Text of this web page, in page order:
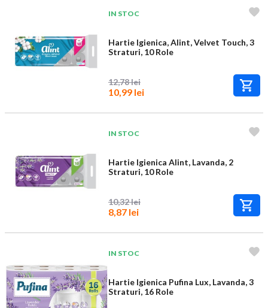
IN STOC
Hartie Igienica, Alint, Velvet Touch, 3
Straturi, 10 Role
12,78 lei
10,99 lei
IN STOC
Hartie Igienica Alint, Lavanda, 2
Straturi, 10 Role
10,32 lei
8,87 lei
IN STOC
Hartie Igienica Pufina Lux, Lavanda, 3
Straturi, 16 Role